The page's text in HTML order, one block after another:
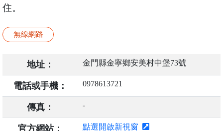
住。
無線網路
地址： 金門縣金寧鄉安美村中堡73號
電話或手機： 0978613721
傳真： -
官方網站： 點選開啟新視窗